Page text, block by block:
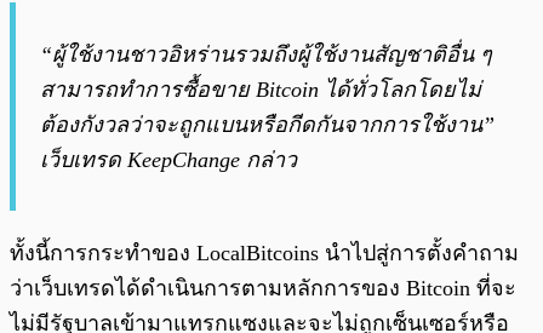
“ผู้ใช้งานชาวอิหร่านรวมถึงผู้ใช้งานสัญชาติอื่น ๆ
สามารถทำการซื้อขาย Bitcoin ได้ทั่วโลกโดยไม่
ต้องกังวลว่าจะถูกแบนหรือกีดกันจากการใช้งาน”
เว็บเทรด KeepChange กล่าว
ทั้งนี้การกระทำของ LocalBitcoins นำไปสู่การตั้งคำถาม
ว่าเว็บเทรดได้ดำเนินการตามหลักการของ Bitcoin ที่จะ
ไม่มีรัฐบาลเข้ามาแทรกแซงและจะไม่ถูกเซ็นเซอร์หรือ